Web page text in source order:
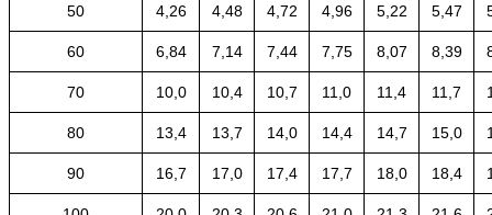
50 4,26 4,48 4,72 4,96 5,22 5,47
60 6,84 7,14 7,44 7,75 8,07 8,39
70 10,0 10,4 10,7 11,0 11,4 11,7
80 13,4 13,7 14,0 14,4 14,7 15,0
90 16,7 17,0 17,4 17,7 18,0 18,4